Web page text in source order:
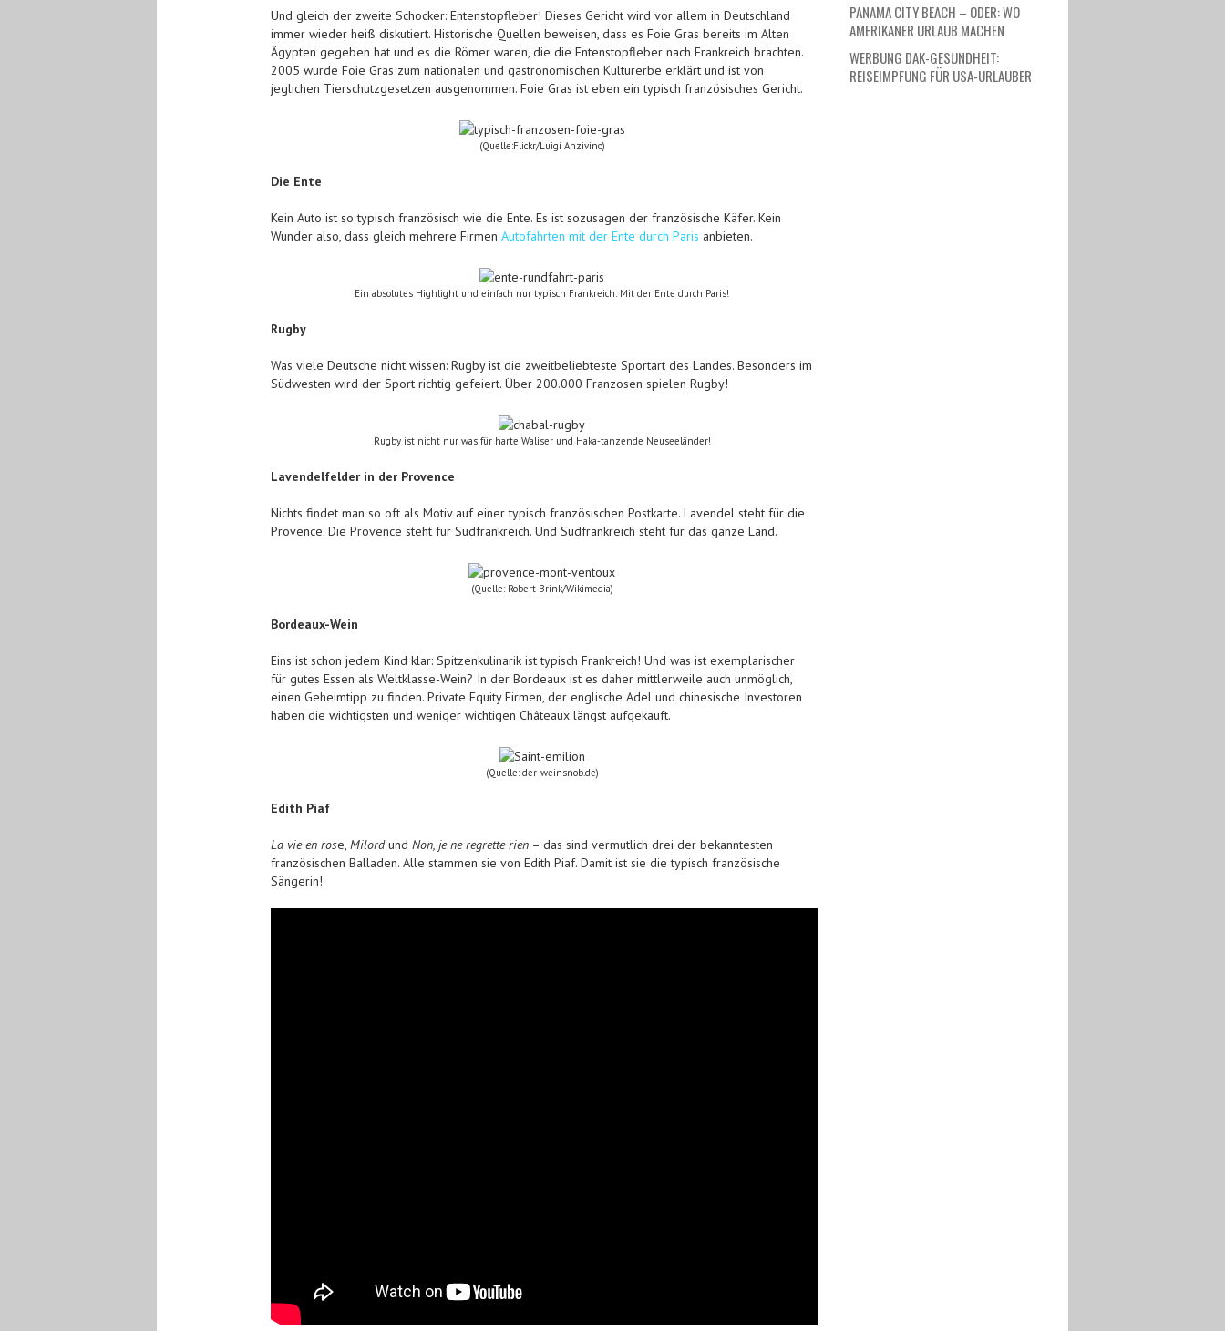
Und gleich der zweite Schocker: Entenstopfleber! Dieses Gericht wird vor allem in Deutschland
immer wieder heiß diskutiert. Historische Quellen beweisen, dass es Foie Gras bereits im Alten
Ägypten gegeben hat und es die Römer waren, die die Entenstopfleber nach Frankreich brachten.
2005 wurde Foie Gras zum nationalen und gastronomischen Kulturerbe erklärt und ist von
jeglichen Tierschutzgesetzen ausgenommen. Foie Gras ist eben ein typisch französisches Gericht.
(Quelle:Flickr/Luigi Anzivino)
Die Ente
Kein Auto ist so typisch französisch wie die Ente. Es ist sozusagen der französische Käfer. Kein
Wunder also, dass gleich mehrere Firmen Autofahrten mit der Ente durch Paris anbieten.
Ein absolutes Highlight und einfach nur typisch Frankreich: Mit der Ente durch Paris!
Rugby
Was viele Deutsche nicht wissen: Rugby ist die zweitbeliebteste Sportart des Landes. Besonders im
Südwesten wird der Sport richtig gefeiert. Über 200.000 Franzosen spielen Rugby!
Rugby ist nicht nur was für harte Waliser und Haka-tanzende Neuseeländer!
Lavendelfelder in der Provence
Nichts findet man so oft als Motiv auf einer typisch französischen Postkarte. Lavendel steht für die
Provence. Die Provence steht für Südfrankreich. Und Südfrankreich steht für das ganze Land.
(Quelle: Robert Brink/Wikimedia)
Bordeaux-Wein
Eins ist schon jedem Kind klar: Spitzenkulinarik ist typisch Frankreich! Und was ist exemplarischer
für gutes Essen als Weltklasse-Wein? In der Bordeaux ist es daher mittlerweile auch unmöglich,
einen Geheimtipp zu finden. Private Equity Firmen, der englische Adel und chinesische Investoren
haben die wichtigsten und weniger wichtigen Châteaux längst aufgekauft.
(Quelle: der-weinsnob.de)
Edith Piaf
La vie en rose, Milordund Non, je ne regrette rien – das sind vermutlich drei der bekanntesten
französischen Balladen. Alle stammen sie von Edith Piaf. Damit ist sie die typisch französische
Sängerin!
PANAMA CITY BEACH – ODER: WO
AMERIKANER URLAUB MACHEN
WERBUNG DAK-GESUNDHEIT:
REISEIMPFUNG FÜR USA-URLAUBER